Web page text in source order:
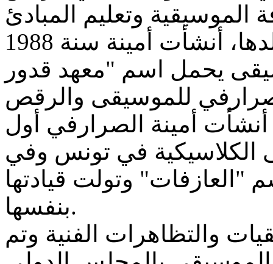
وتعليم المبادئ
الأساسية لها وتخليدا لذكرى والدها، أنشأت أمينة سنة 1988
يحمل اسم "معهد قدور
سنة 1992 حيث أنشأت أمينة الصرارفي أول
الكلاسيكية في تونس وفي
"العازفات" وتولت قيادتها
بنفسها.
والتظاهرات الفنية وتم